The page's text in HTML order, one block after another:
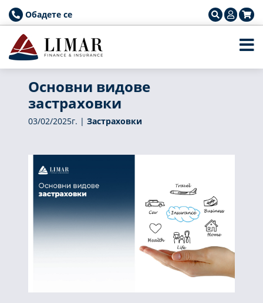
Обадете се
Основни видове
застраховки
03/02/2025г. | Застраховки